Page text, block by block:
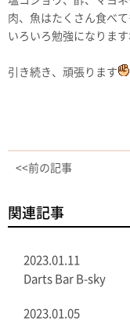
肉、魚はたくさん食べ
いろいろ勉強になります
引き続き、頑張ります
<<前の記事
関連記事
2023.01.11
Darts Bar B-sky
2023.01.05